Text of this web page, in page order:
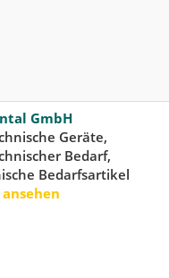
GmbH
Geräte,
Bedarf,
Bedarfsartikel